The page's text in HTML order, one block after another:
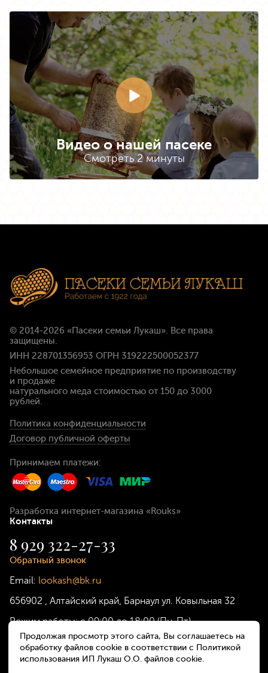
Видео о нашей пасеке
Смотреть 2 минуты
© 2014-2026 «Пасеки семьи Лукаш». Все права
защищены.
ИНН 228701356953 ОГРН 319222500052377
Небольшое семейное предприятие по производству
и продаже
натурального меда стоимостью от 150 до 3000
рублей.
Политика конфиденциальности
Договор публичной оферты
Принимаем платежи:
Разработка интернет-магазина «Rouks»
Контакты
8 929 322-27-33
Обратный звонок
Email: lookash@bk.ru
656902
Алтайский край, Барнаул ул. Ковыльная 32
Режим работы:с 09:00 до 18:00 (Пн-Пт)
Продолжая просмотр этого сайта, Вы соглашаетесь на
обработку файлов cookie в соответствии с Политикой
использования ИП Лукаш О.О. файлов cookie.